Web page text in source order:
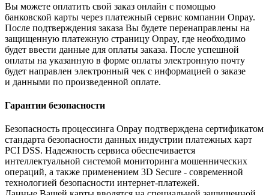
Вы можете оплатить свой заказ онлайн с помощью
банковской карты через платежный сервис компании Onpay.
После подтверждения заказа Вы будете перенаправлены на
защищенную платежную страницу Onpay, где необходимо
будет ввести данные для оплаты заказа. После успешной
оплаты на указанную в форме оплаты электронную почту
будет направлен электронный чек с информацией о заказе
и данными по произведенной оплате.
Гарантии безопасности
Безопасность процессинга Onpay подтверждена сертификатом
стандарта безопасности данных индустрии платежных карт
PCI DSS. Надежность сервиса обеспечивается
интеллектуальной системой мониторинга мошеннических
операций, а также применением 3D Secure - современной
технологией безопасности интернет-платежей.